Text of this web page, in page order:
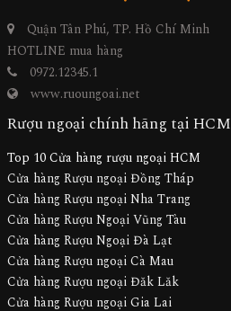
Quận Tân Phú, TP. Hồ Chí Minh
HOTLINE mua hàng
0972.12345.1
www.ruoungoai.net
Rượu ngoại chính hãng tại HCM
Top 10 Cửa hàng rượu ngoại HCM
Cửa hàng Rượu ngoại Đồng Tháp
Cửa hàng Rượu ngoại Nha Trang
Cửa hàng Rượu Ngoại Vũng Tàu
Cửa hàng Rượu Ngoại Đà Lạt
Cửa hàng Rượu ngoại Cà Mau
Cửa hàng Rượu ngoại Đăk Lăk
Cửa hàng Rượu ngoại Gia Lai